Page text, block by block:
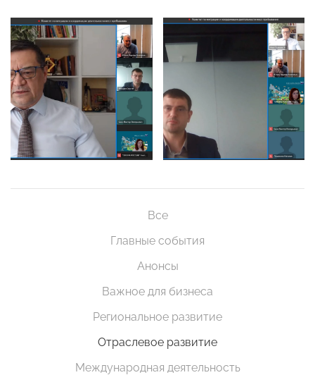
Все
Главные события
Анонсы
Важное для бизнеса
Региональное развитие
Отраслевое развитие
Международная деятельность